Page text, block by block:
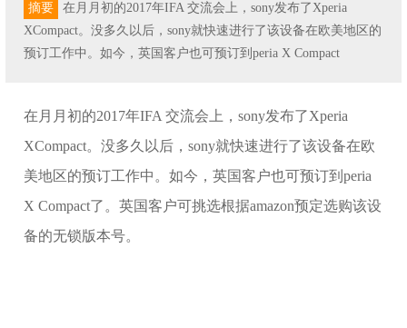
摘要
在月月初的2017年IFA 交流会上，sony发布了Xperia
XCompact。没多久以后，sony就快速进行了该设备在欧美地区的
预订工作中。如今，英国客户也可预订到peria X Compact
在月月初的2017年IFA 交流会上，sony发布了Xperia
XCompact。没多久以后，sony就快速进行了该设备在欧
美地区的预订工作中。如今，英国客户也可预订到peria
X Compact了。英国客户可挑选根据amazon预定选购该设
备的无锁版本号。